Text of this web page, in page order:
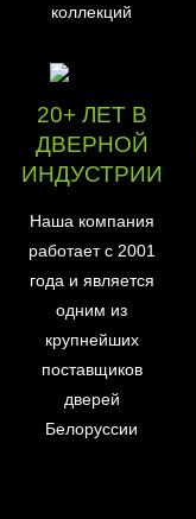
коллекций
20+ ЛЕТ В
ДВЕРНОЙ
ИНДУСТРИИ
Наша компания
работает с 2001
года и является
одним из
крупнейших
поставщиков
дверей
Белоруссии